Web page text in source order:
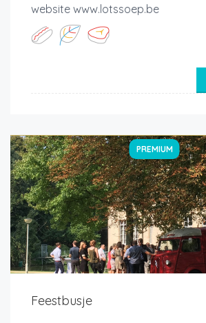
website www.lotssoep.be
PREMIUM
Feestbusje